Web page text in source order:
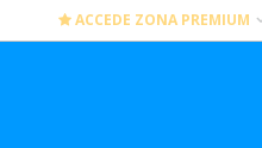
ACCEDE ZONA PREMIUM